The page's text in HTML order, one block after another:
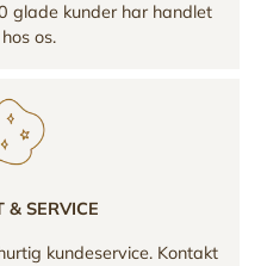
glade kunder har handlet
os.
& SERVICE
kundeservice. Kontakt